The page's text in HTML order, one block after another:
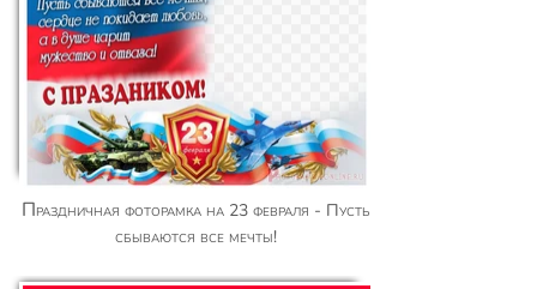
Праздничная фоторамка на 23 февраля - Пусть
сбываются все мечты!